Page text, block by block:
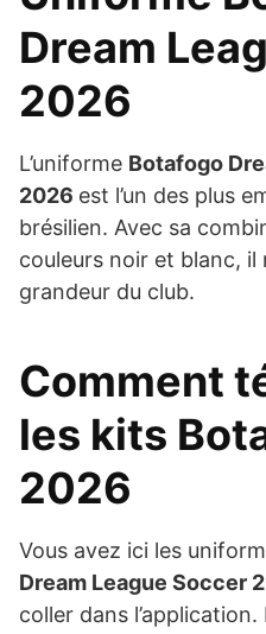
Dream
2026
L’uniforme Botafogo
2026 est l’un des plus
brésilien. Avec sa
couleurs noir et blanc, il
grandeur du club.
Comment
les kits
2026
Vous avez ici les
Dream League Soccer
coller dans